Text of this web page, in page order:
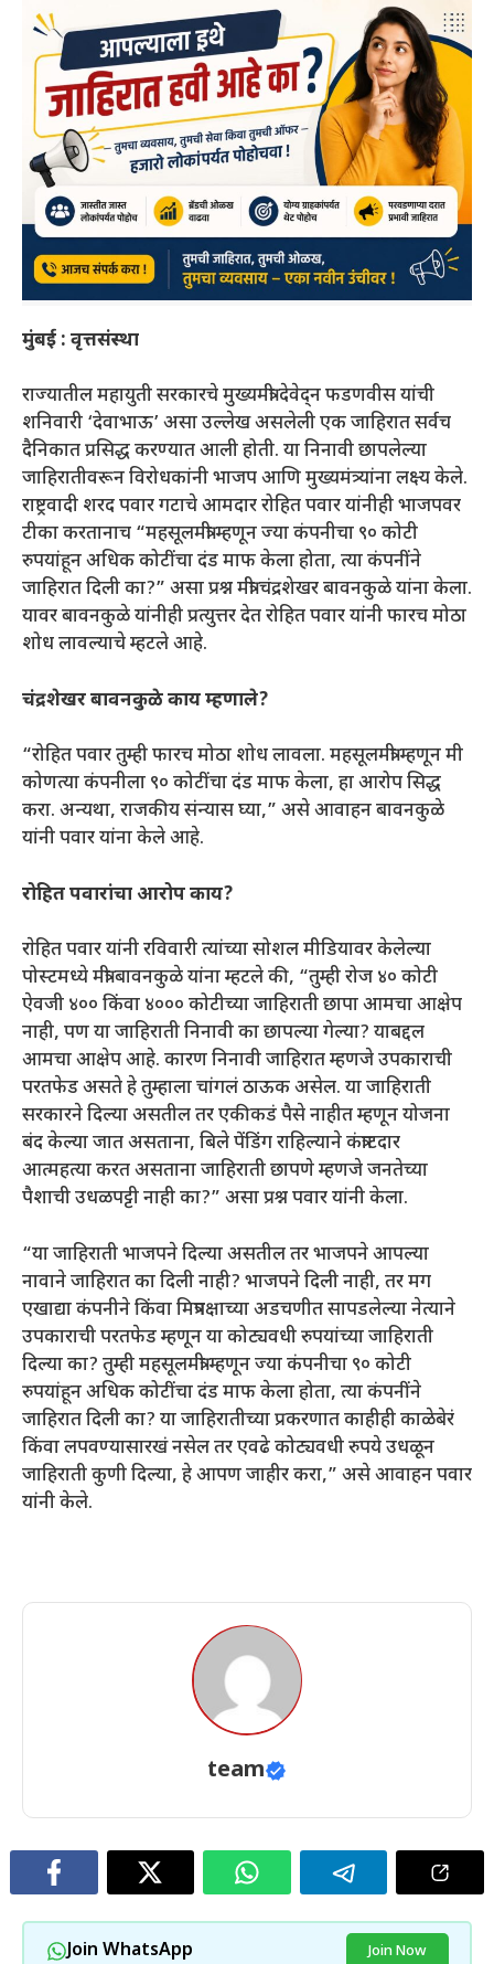
मुंबई : वृत्तसंस्था
राज्यातील महायुती सरकारचे मुख्यमंत्री देवेद्न फडणवीस यांची
शनिवारी ‘देवाभाऊ’ असा उल्लेख असलेली एक जाहिरात सर्वच
दैनिकात प्रसिद्ध करण्यात आली होती. या निनावी छापलेल्या
जाहिरातीवरून विरोधकांनी भाजप आणि मुख्यमंत्र्यांना लक्ष्य केले.
राष्ट्रवादी शरद पवार गटाचे आमदार रोहित पवार यांनीही भाजपवर
टीका करतानाच “महसूलमंत्री म्हणून ज्या कंपनीचा ९० कोटी
रुपयांहून अधिक कोटींचा दंड माफ केला होता, त्या कंपनींने
जाहिरात दिली का?” असा प्रश्न मंत्री चंद्रशेखर बावनकुळे यांना केला.
यावर बावनकुळे यांनीही प्रत्युत्तर देत रोहित पवार यांनी फारच मोठा
शोध लावल्याचे म्हटले आहे.
चंद्रशेखर बावनकुळे काय म्हणाले?
“रोहित पवार तुम्ही फारच मोठा शोध लावला. महसूलमंत्री म्हणून मी
कोणत्या कंपनीला ९० कोटींचा दंड माफ केला, हा आरोप सिद्ध
करा. अन्यथा, राजकीय संन्यास घ्या,” असे आवाहन बावनकुळे
यांनी पवार यांना केले आहे.
रोहित पवारांचा आरोप काय?
राेहित पवार यांनी रविवारी त्यांच्या सोशल मीडियावर केलेल्या
पोस्टमध्ये मंत्री बावनकुळे यांना म्हटले की, “तुम्ही रोज ४० कोटी
ऐवजी ४०० किंवा ४००० कोटीच्या जाहिराती छापा आमचा आक्षेप
नाही, पण या जाहिराती निनावी का छापल्या गेल्या? याबद्दल
आमचा आक्षेप आहे. कारण निनावी जाहिरात म्हणजे उपकाराची
परतफेड असते हे तुम्हाला चांगलं ठाऊक असेल. या जाहिराती
सरकारने दिल्या असतील तर एकीकडं पैसे नाहीत म्हणून योजना
बंद केल्या जात असताना, बिले पेंडिंग राहिल्याने कंत्राटदार
आत्महत्या करत असताना जाहिराती छापणे म्हणजे जनतेच्या
पैशाची उधळपट्टी नाही का?” असा प्रश्न पवार यांनी केला.
“या जाहिराती भाजपने दिल्या असतील तर भाजपने आपल्या
नावाने जाहिरात का दिली नाही? भाजपने दिली नाही, तर मग
एखाद्या कंपनीने किंवा मित्रपक्षाच्या अडचणीत सापडलेल्या नेत्याने
उपकाराची परतफेड म्हणून या कोट्यवधी रुपयांच्या जाहिराती
दिल्या का? तुम्ही महसूलमंत्री म्हणून ज्या कंपनीचा ९० कोटी
रुपयांहून अधिक कोटींचा दंड माफ केला होता, त्या कंपनींने
जाहिरात दिली का? या जाहिरातीच्या प्रकरणात काहीही काळेबेरं
किंवा लपवण्यासारखं नसेल तर एवढे कोट्यवधी रुपये उधळून
जाहिराती कुणी दिल्या, हे आपण जाहीर करा,” असे आवाहन पवार
यांनी केले.
team
Join WhatsApp Join Now